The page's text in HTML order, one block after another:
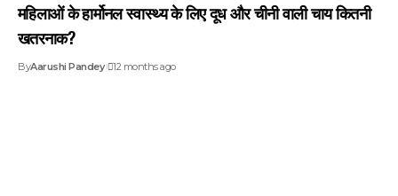
महिलाओं के हार्मोनल स्वास्थ्य के लिए दूध और चीनी वाली चाय कितनी
खतरनाक?
ByAarushi Pandey 12 months ago